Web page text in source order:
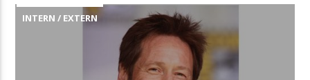
INTERN / EXTERN